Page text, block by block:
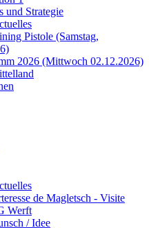
und Strategie
Pistole (Samstag,
2026 (Mittwoch 02.12.2026)
de Magletsch - Visite
Werft
/ Idee